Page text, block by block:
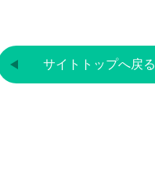
サイトトップへ戻る